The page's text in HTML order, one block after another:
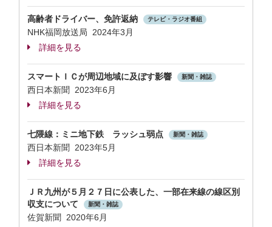
高齢者ドライバー、免許返納 テレビ・ラジオ番組
NHK福岡放送局 2024年3月
詳細を見る
スマートＩＣが周辺地域に及ぼす影響 新聞・雑誌
西日本新聞 2023年6月
詳細を見る
七隈線：ミニ地下鉄 ラッシュ弱点 新聞・雑誌
西日本新聞 2023年5月
詳細を見る
ＪＲ九州が５月２７日に公表した、一部在来線の線区別
収支について
新聞・雑誌
佐賀新聞 2020年6月